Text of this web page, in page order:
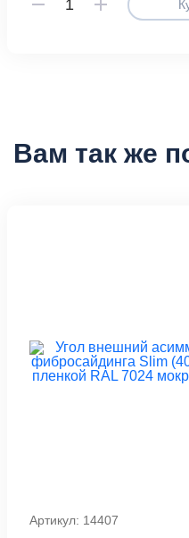
Вам так же
Артикул: 14407